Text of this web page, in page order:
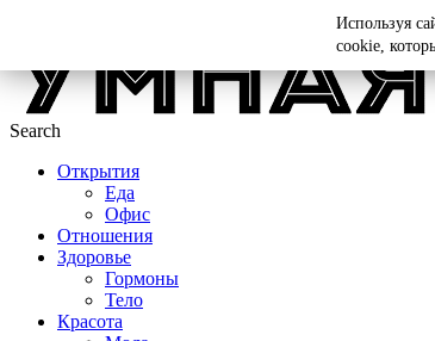
Search
Открытия
Еда
Офис
Отношения
Здоровье
Гормоны
Тело
Красота
Используя
cookie,